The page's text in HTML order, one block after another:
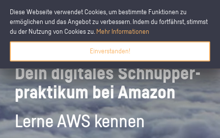
Diese Webseite verwendet Cookies, um bestimmte Funktionen zu
ermöglichen und das Angebot zu verbessern. Indem du fortfährst, stimmst
du der Nutzung von Cookies zu. Mehr Informationen
Einverstanden!
Dein digitales Schnupper­
praktikum bei Amazon
Lerne AWS kennen